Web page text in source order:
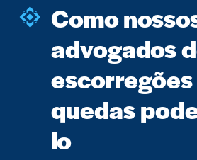
Como
advogados
escorregões
quedas
lo